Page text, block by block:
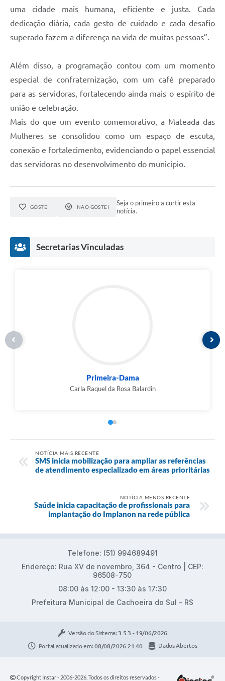
uma cidade mais humana, eficiente e justa. Cada
dedicação diária, cada gesto de cuidado e cada desafio
superado fazem a diferença na vida de muitas pessoas”.
Além disso, a programação contou com um momento
especial de confraternização, com um café preparado
para as servidoras, fortalecendo ainda mais o espírito de
união e celebração.
Mais do que um evento comemorativo, a Mateada das
Mulheres se consolidou como um espaço de escuta,
conexão e fortalecimento, evidenciando o papel essencial
das servidoras no desenvolvimento do município.
GOSTEI NÃO GOSTEI
Seja o primeiro a curtir esta
notícia.
Secretarias Vinculadas
Primeira-Dama
Carla Raquel da Rosa Balardin
NOTÍCIA MAIS RECENTE
SMS inicia mobilização para ampliar as referências
de atendimento especializado em áreas prioritárias
NOTÍCIA MENOS RECENTE
​Saúde inicia capacitação de profissionais para
implantação do Implanon na rede pública
Telefone: (51) 994689491
Endereço: Rua XV de novembro, 364 - Centro | CEP:
96508-750
08:00 às 12:00 - 13:30 às 17:30
Prefeitura Municipal de Cachoeira do Sul - RS
Versão do Sistema: 3.5.3 - 19/06/2026
Portal atualizado em:08/08/2026 21:40 Dados Abertos
Copyright Instar - 2006-2026. Todos os direitos reservados -